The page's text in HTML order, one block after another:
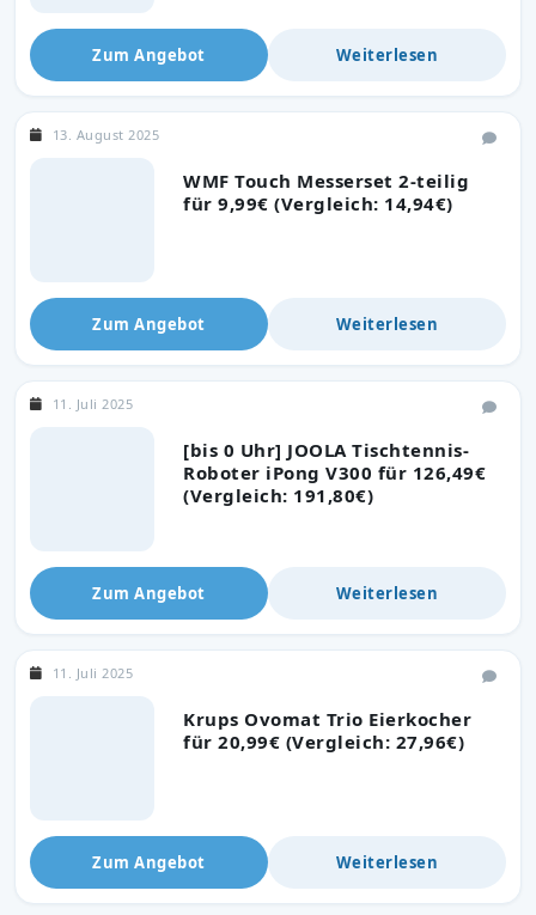
Zum Angebot Weiterlesen
WMF Touch Messerset 2-teilig
für 9,99€ (Vergleich: 14,94€)
13. August 2025
Zum Angebot Weiterlesen
[bis 0 Uhr] JOOLA Tischtennis-
Roboter iPong V300 für 126,49€
(Vergleich: 191,80€)
11. Juli 2025
Zum Angebot Weiterlesen
Krups Ovomat Trio Eierkocher
für 20,99€ (Vergleich: 27,96€)
11. Juli 2025
Zum Angebot Weiterlesen